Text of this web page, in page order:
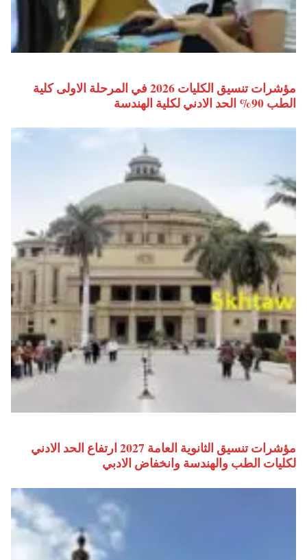
مؤشرات تنسيق الكليات 2026 في المرحلة الاولى كلية
الطب 90% الحد الادني لكلية الهندسة
مؤشرات تنسيق الثانوية العامة 2027 ارتفاع الحد الادني
لكليات الطب والهندسة وانخفاض الادبي